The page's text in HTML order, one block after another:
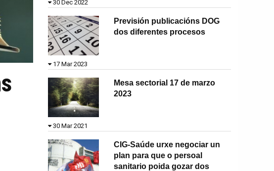
30 Dec 2022
Previsión publicacións DOG
dos diferentes procesos
17 Mar 2023
Mesa sectorial 17 de marzo
2023
30 Mar 2021
CIG-Saúde urxe negociar un
plan para que o persoal
sanitario poida gozar dos